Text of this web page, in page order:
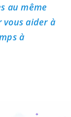
au même
vous aider à
à